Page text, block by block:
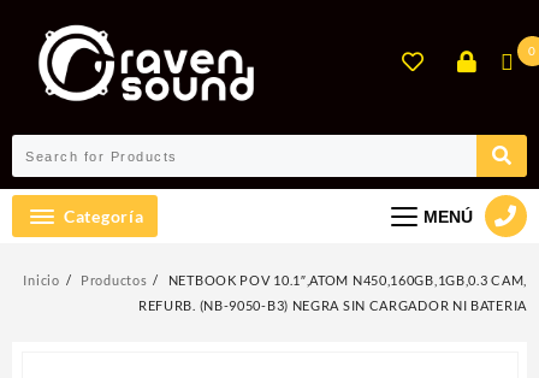
contenido
0
Categoría MENÚ
Inicio Productos
NETBOOK POV 10.1″,ATOM N450,160GB,1GB,0.3 CAM,
REFURB. (NB-9050-B3) NEGRA SIN CARGADOR NI BATERIA